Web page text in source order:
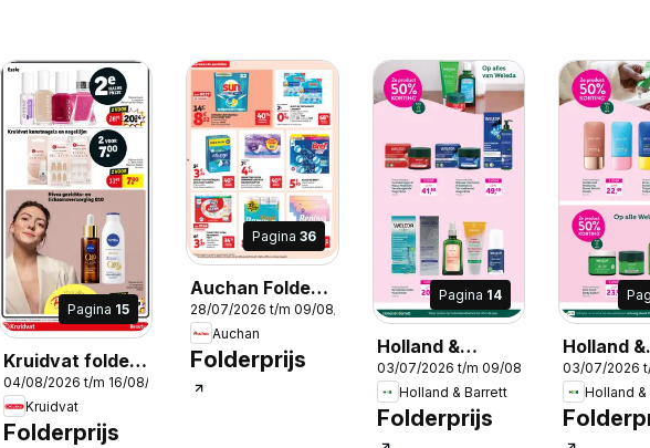
Pagina 15
Kruidvat folder
week 32
04/08/2026 t/m 16/08/2026
Kruidvat
Folderprijs
Pagina 36
Auchan Folder /
Publicité
28/07/2026 t/m 09/08/2026
Auchan
Folderprijs
Pagina 14
Holland &
Barrett Folder /
Publicité
03/07/2026 t/m 09/08/2026
Holland & Barrett
Folderprijs
Holland &
Barrett
Publicité
03/07/2026
Holland &